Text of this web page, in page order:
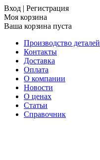
Вход | Регистрация
Моя корзина
Ваша корзина пуста
Производство деталей
Контакты
Доставка
Оплата
О компании
Новости
О ценах
Статьи
Справочник